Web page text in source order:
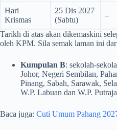
Hari
Krismas
25 Dis 2027
(Sabtu)
–
Tarikh di atas akan dikemaskini
oleh KPM. Sila semak laman ini
Kumpulan B: sekolah-
Johor, Negeri Sembilan,
Pinang, Sabah, Sarawak,
W.P. Labuan dan W.P.
Baca juga: Cuti Umum Pahang